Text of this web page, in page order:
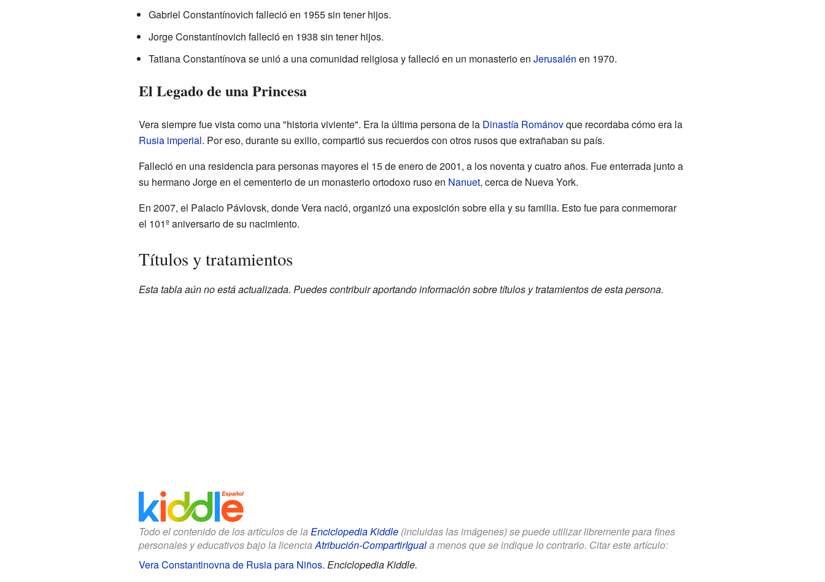
Gabriel Constantínovich falleció en 1955 sin tener hijos.
Jorge Constantínovich falleció en 1938 sin tener hijos.
Tatiana Constantínova se unió a una comunidad religiosa y falleció en un monasterio en Jerusalén en 1970.
El Legado de una Princesa
Vera siempre fue vista como una "historia viviente". Era la última persona de la Dinastía Románovque recordaba cómo era la
Rusia imperial. Por eso, durante su exilio, compartió sus recuerdos con otros rusos que extrañaban su país.
Falleció en una residencia para personas mayores el 15 de enero de 2001, a los noventa y cuatro años. Fue enterrada junto a
su hermano Jorge en el cementerio de un monasterio ortodoxo ruso en Nanuet, cerca de Nueva York.
En 2007, el Palacio Pávlovsk, donde Vera nació, organizó una exposición sobre ella y su familia. Esto fue para conmemorar
el 101º aniversario de su nacimiento.
Títulos y tratamientos
Esta tabla aún no está actualizada. Puedes contribuir aportando información sobre títulos y tratamientos de esta persona.
Todo el contenido de los artículos de la Enciclopedia Kiddle(incluidas las imágenes) se puede utilizar libremente para fines
personales y educativos bajo la licenciaAtribución-CompartirIguala menos que se indique lo contrario. Citar este artículo:
Vera Constantinovna de Rusia para Niños. Enciclopedia Kiddle.